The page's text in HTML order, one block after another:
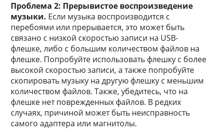
Проблема 2: Прерывистое воспроизведение
музыки. Если музыка воспроизводится с
перебоями или прерывается, это может быть
связано с низкой скоростью записи на USB-
флешке, либо с большим количеством файлов на
флешке. Попробуйте использовать флешку с более
высокой скоростью записи, а также попробуйте
скопировать музыку на другую флешку с меньшим
количеством файлов. Также, убедитесь, что на
флешке нет поврежденных файлов. В редких
случаях, причиной может быть неисправность
самого адаптера или магнитолы.